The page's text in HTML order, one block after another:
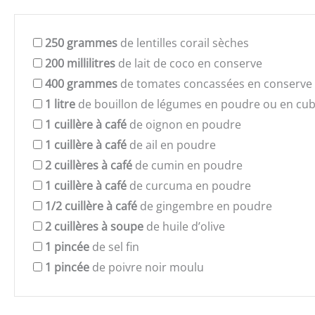
250 grammes de lentilles corail sèches
200 millilitres de lait de coco en conserve
400 grammes de tomates concassées en conserve
1 litre de bouillon de légumes en poudre ou en
1 cuillère à café de oignon en poudre
1 cuillère à café de ail en poudre
2 cuillères à café de cumin en poudre
1 cuillère à café de curcuma en poudre
1/2 cuillère à café de gingembre en poudre
2 cuillères à soupe de huile d’olive
1 pincée de sel fin
1 pincée de poivre noir moulu